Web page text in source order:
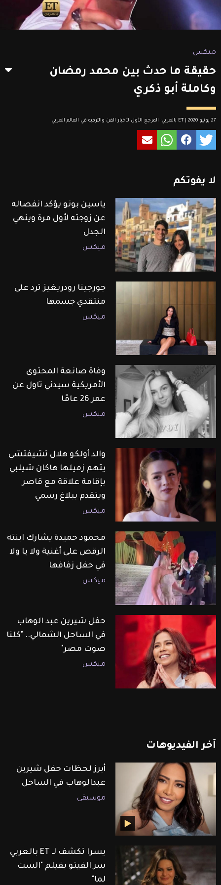
ميكس
حقيقة ما حدث بين محمد رمضان
وكاملة أبو ذكري
27 يونيو 2020 | ET بالعربي: المرجع الأول لأخبار الفن والترفيه في العالم العربي
لا يفوتكم
ياسين بونو يؤكد انفصاله
عن زوجته لأول مرة وينهي
الجدل
ميكس
جورجينا رودريغيز ترد على
منتقدي جسمها
ميكس
وفاة صانعة المحتوى
الأمريكية سيدني تاول عن
عمر 26 عامًا
ميكس
والد أولكو هلال تشيفتشي
يتهم زميلها هاكان شيلبي
بإقامة علاقة مع قاصر
ويتقدم ببلاغ رسمي
ميكس
محمود حميدة يشارك ابنته
الرقص على أغنية ولا يا ولا
في حفل زفافها
ميكس
حفل شيرين عبد الوهاب
في الساحل الشمالي.. "كلنا
صوت مصر"
ميكس
آخر الفيديوهات
أبرز لحظات حفل شيرين
عبدالوهاب في الساحل
موسيقى
يسرا تكشف لـ ET بالعربي
سر الفيتو بفيلم "الست
لما"